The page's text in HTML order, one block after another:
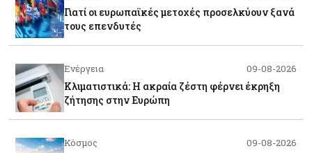
Γιατί οι ευρωπαϊκές μετοχές προσελκύουν ξανά
τους επενδυτές
Ενέργεια 09-08-2026
Κλιματιστικά: Η ακραία ζέστη φέρνει έκρηξη
ζήτησης στην Ευρώπη
Κόσμος 09-08-2026